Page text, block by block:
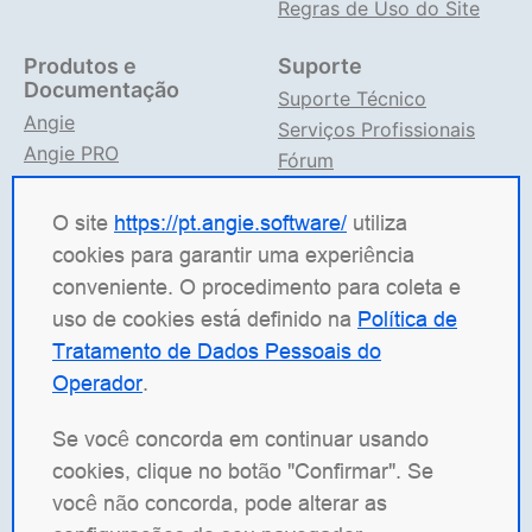
O site https://pt.angie.software/ utiliza
cookies para garantir uma experiência
conveniente. O procedimento para coleta e
uso de cookies está definido na Política de
Tratamento de Dados Pessoais do
Operador.
Se você concorda em continuar usando
cookies, clique no botão "Confirmar". Se
você não concorda, pode alterar as
Regras de Uso do Site
Produtos e
Documentação
Angie
Angie PRO
ANIC
Documentação Angie
Suporte
Suporte Técnico
Serviços Profissionais
Fórum
Angie Software(Web Server, LLC) é uma empresa
russa de TI especializada em soluções para sistemas
de alta carga. Nossos produtos incluem a plataforma
de balanceamento de carga
Delivery Controller), o servidor web
Angie Ingress Controller(ANIC), uma solução de
gerenciamento de tráfego para aplicações
conteinerizadas em Kubernetes. Temos especial
orgulho do nosso servidor web de código aberto